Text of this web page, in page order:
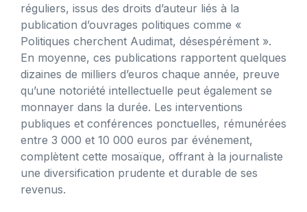
réguliers, issus des droits d’auteur liés à la
publication d’ouvrages politiques comme «
Politiques cherchent Audimat, désespérément ».
En moyenne, ces publications rapportent quelques
dizaines de milliers d’euros chaque année, preuve
qu’une notoriété intellectuelle peut également se
monnayer dans la durée. Les interventions
publiques et conférences ponctuelles, rémunérées
entre 3 000 et 10 000 euros par événement,
complètent cette mosaïque, offrant à la journaliste
une diversification prudente et durable de ses
revenus.